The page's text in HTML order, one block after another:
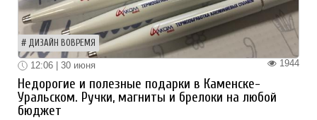
ДИЗАЙН ВОВРЕМЯ
1944
12:06 | 30 июня
Недорогие и полезные подарки в Каменске-
Уральском. Ручки, магниты и брелоки на любой
бюджет